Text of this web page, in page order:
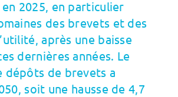
en 2025, en particulier
des brevets et des
après une baisse
dernières années. Le
dépôts de brevets a
soit une hausse de 4,7